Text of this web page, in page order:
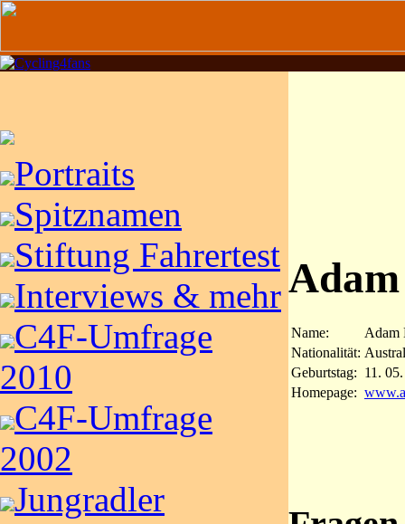
Portraits
Spitznamen
Stiftung Fahrertest
Interviews & mehr
C4F-Umfrage
2010
C4F-Umfrage
2002
Jungradler
Name:
Adam
Nationalität:
Geburtstag: 11.
Homepage: